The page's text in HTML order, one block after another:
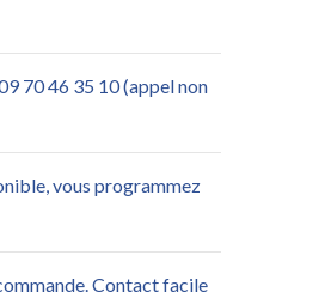
70 46 35 10 (appel non
vous programmez
Contact facile